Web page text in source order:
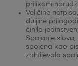
prilikom
Veličine
duljine
činilo
Spajanje slova,
spojena kao
zahtijevala